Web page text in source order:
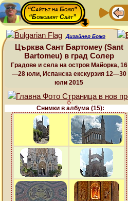
“Сайтът на Божо”
“Божовият Сайт”
Дизайнер Божо
Църква Сант Бартомеу (Sant
Bartomeu) в град Солер
Градове и села на остров Майорка, 16
—28 юли, Испанска екскурзия 12—30
юли 2015
Снимки в албума (15):